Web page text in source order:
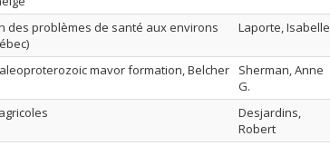
des problèmes de santé aux environs
Laporte, Isabelle
mavor formation, Belcher
Sherman, Anne
G.
Desjardins,
Robert